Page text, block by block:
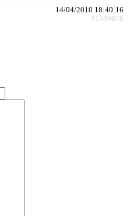
14/04/2010 18:40:16
#1109878